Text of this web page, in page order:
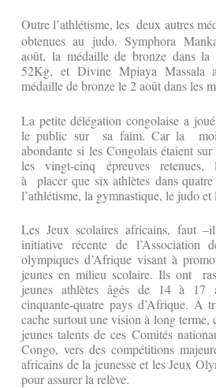
Outre l’athlétisme, les deux autres
obtenues au judo. Symphora
août, la médaille de bronze dans la
52Kg, et Divine Mpiaya Massala
médaille de bronze le 2 août dans les
La petite délégation congolaise a
le public sur sa faim. Car la
abondante si les Congolais étaient
les vingt-cinq épreuves
à placer que six athlètes dans
l’athlétisme, la gymnastique, le judo
Les Jeux scolaires africains, faut
initiative récente de l’Association
olympiques d’Afrique visant à
jeunes en milieu scolaire. Ils ont
jeunes athlètes âgés de 14 à 17
cinquante-quatre pays d’Afrique. A
cache surtout une vision à long terme,
jeunes talents de ces Comités
Congo, vers des compétitions
africains de la jeunesse et les Jeux
pour assurer la relève.